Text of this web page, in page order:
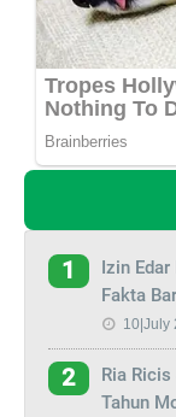
1
Izin
Fakta
10|July
2
Ria Ricis
Tahun